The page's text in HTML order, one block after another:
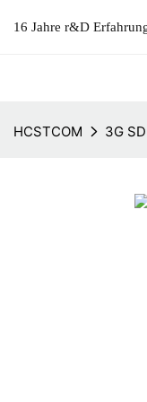
16 Jahre r&D
HCSTCOM 3G